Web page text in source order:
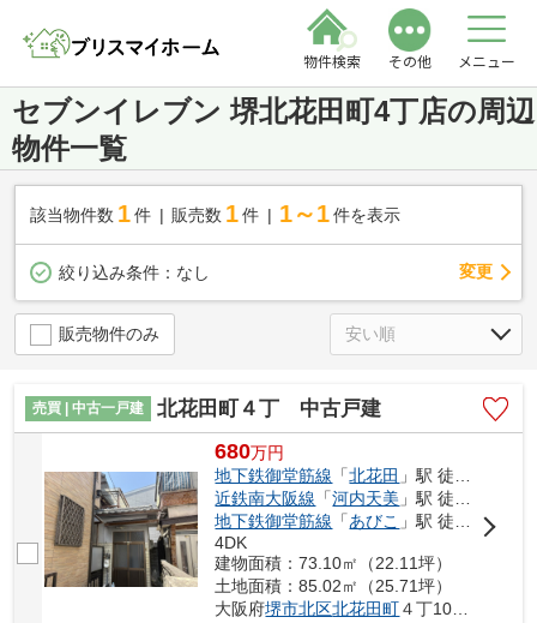
物件検索 その他 メニュー
セブンイレブン 堺北花田町4丁店の周辺
物件一覧
該当物件数 1件 販売数 1 件 1～1 件を表示
絞り込み条件： なし 変更
販売物件のみ
売買 | 中古一戸建 北花田町４丁 中古戸建
680万円
地下鉄御堂筋線 「北花田 」駅 徒歩10分
近鉄南大阪線 「河内天美 」駅 徒歩21分
地下鉄御堂筋線 「あびこ 」駅 徒歩25分
4DK
建物面積：73.10㎡（22.11坪）
土地面積：85.02㎡（25.71坪）
大阪府堺市北区北花田町４丁108-20